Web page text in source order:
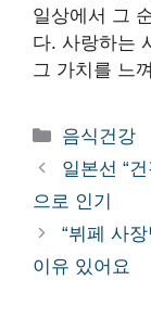
일상에서 그
다. 사랑하는
그 가치를 느
카
테
리
음식건강
일본선 “
으로 인기
“뷔페 사
이유 있어요